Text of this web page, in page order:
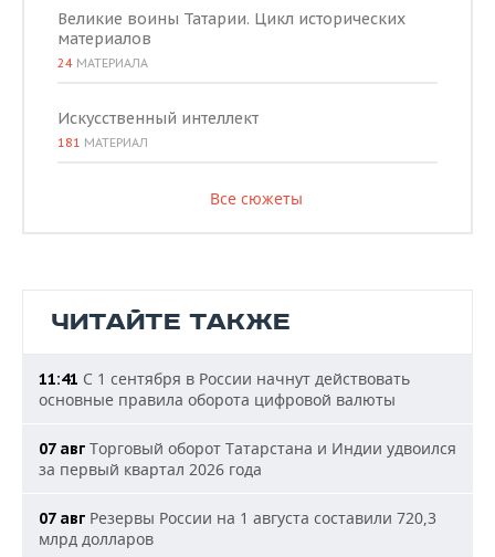
Великие воины Татарии. Цикл исторических
материалов
24 МАТЕРИАЛА
Искусственный интеллект
181 МАТЕРИАЛ
Все сюжеты
ЧИТАЙТЕ ТАКЖЕ
11:41 С 1 сентября в России начнут действовать
основные правила оборота цифровой валюты
07 авг Торговый оборот Татарстана и Индии удвоился
за первый квартал 2026 года
07 авг Резервы России на 1 августа составили 720,3
млрд долларов